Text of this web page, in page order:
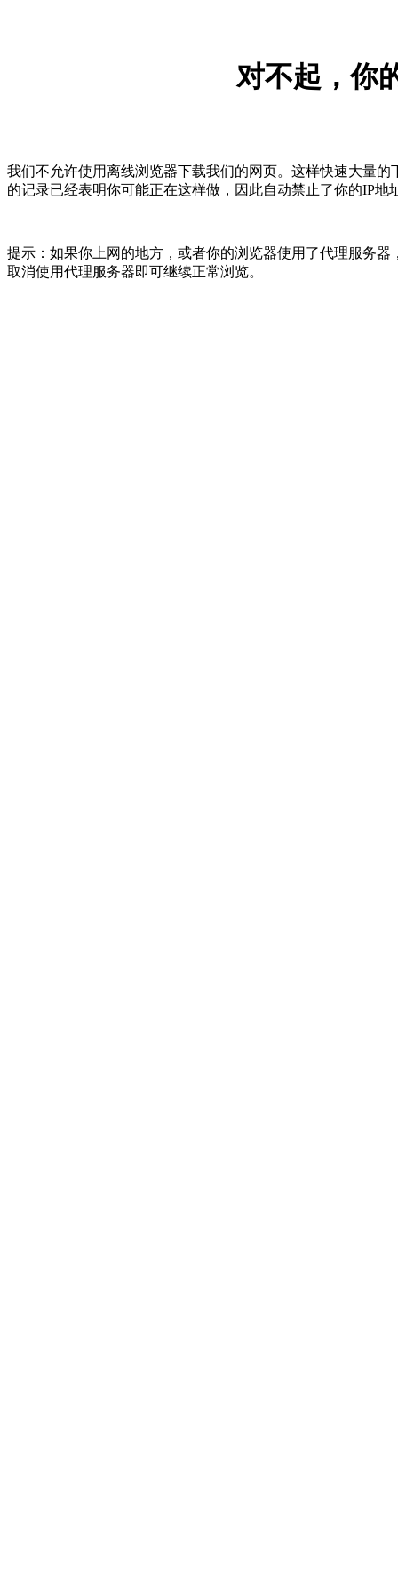
对不起，你
我们不允许使用离线浏览器下载我们的网页。这样快速大量
的记录已经表明你可能正在这样做，因此自动禁止了你的IP
提示：如果你上网的地方，或者你的浏览器使用了代理服务
取消使用代理服务器即可继续正常浏览。